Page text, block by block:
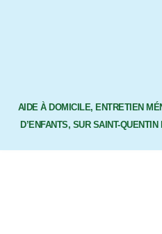
AIDE À DOMICILE, ENTRETIEN
D’ENFANTS, SUR SAINT-